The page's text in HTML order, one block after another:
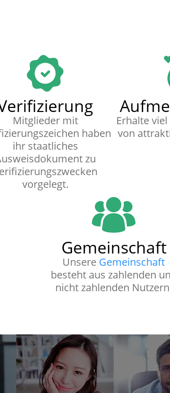
Mitglieder mit
haben
ihr staatliches
zu
vorgelegt.
Erhalte
von
Gemeinschaft
Unsere Gemeinschaft
besteht aus zahlenden
nicht zahlenden